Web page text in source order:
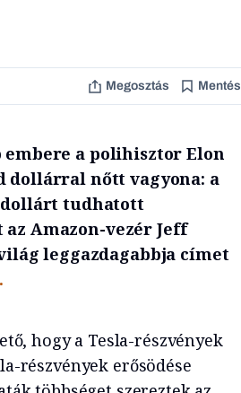
Megosztás Mentés
embere a polihisztor Elon
dollárral nőtt vagyona: a
dollárt tudhatott
Amazon-vezér Jeff
leggazdagabbja címet
hogy a Tesla-részvények
részvények erősödése